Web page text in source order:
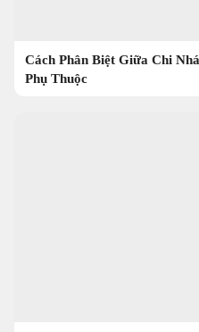
Cách Phân Biệt Giữa Chi
Phụ Thuộc